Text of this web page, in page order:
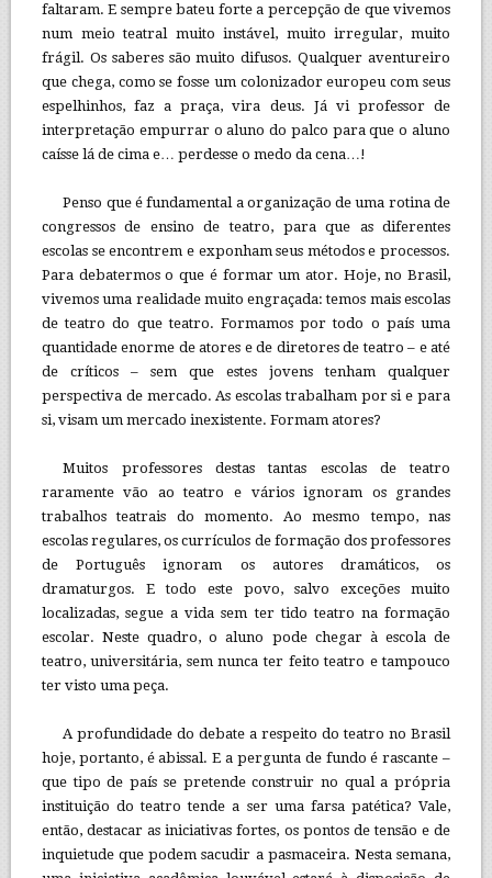
faltaram. E sempre bateu forte a percepção de que vivemos
num meio teatral muito instável, muito irregular, muito
frágil. Os saberes são muito difusos. Qualquer aventureiro
que chega, como se fosse um colonizador europeu com seus
espelhinhos, faz a praça, vira deus. Já vi professor de
interpretação empurrar o aluno do palco para que o aluno
caísse lá de cima e… perdesse o medo da cena…!
Penso que é fundamental a organização de uma rotina de
congressos de ensino de teatro, para que as diferentes
escolas se encontrem e exponham seus métodos e processos.
Para debatermos o que é formar um ator. Hoje, no Brasil,
vivemos uma realidade muito engraçada: temos mais escolas
de teatro do que teatro. Formamos por todo o país uma
quantidade enorme de atores e de diretores de teatro – e até
de críticos – sem que estes jovens tenham qualquer
perspectiva de mercado. As escolas trabalham por si e para
si, visam um mercado inexistente. Formam atores?
Muitos professores destas tantas escolas de teatro
raramente vão ao teatro e vários ignoram os grandes
trabalhos teatrais do momento. Ao mesmo tempo, nas
escolas regulares, os currículos de formação dos professores
de Português ignoram os autores dramáticos, os
dramaturgos. E todo este povo, salvo exceções muito
localizadas, segue a vida sem ter tido teatro na formação
escolar. Neste quadro, o aluno pode chegar à escola de
teatro, universitária, sem nunca ter feito teatro e tampouco
ter visto uma peça.
A profundidade do debate a respeito do teatro no Brasil
hoje, portanto, é abissal. E a pergunta de fundo é rascante –
que tipo de país se pretende construir no qual a própria
instituição do teatro tende a ser uma farsa patética? Vale,
então, destacar as iniciativas fortes, os pontos de tensão e de
inquietude que podem sacudir a pasmaceira. Nesta semana,